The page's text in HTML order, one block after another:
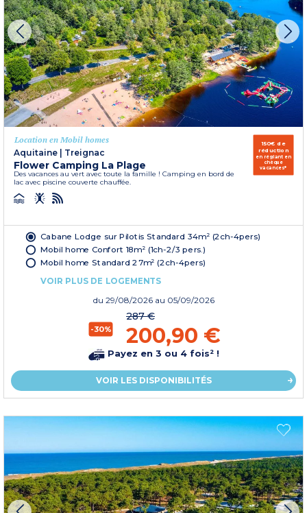
Location en Mobil homes
Aquitaine | Treignac
Flower Camping La Plage
Des vacances au vert avec toute la famille ! Camping en bord de
lac avec piscine couverte chauffée.
150€ de
réduction
en réglant en
chèque
vacances*
Cabane Lodge sur Pilotis Standard 34m² (2ch-4pers)
Mobil home Confort 18m² (1ch-2/3 pers.)
Mobil home Standard 27m² (2ch-4pers)
VOIR PLUS DE LOGEMENTS
du 29/08/2026 au 05/09/2026
-30%
287 €
200,90 €
Payez en 3 ou 4 fois² !
VOIR LES DISPONIBILITÉS